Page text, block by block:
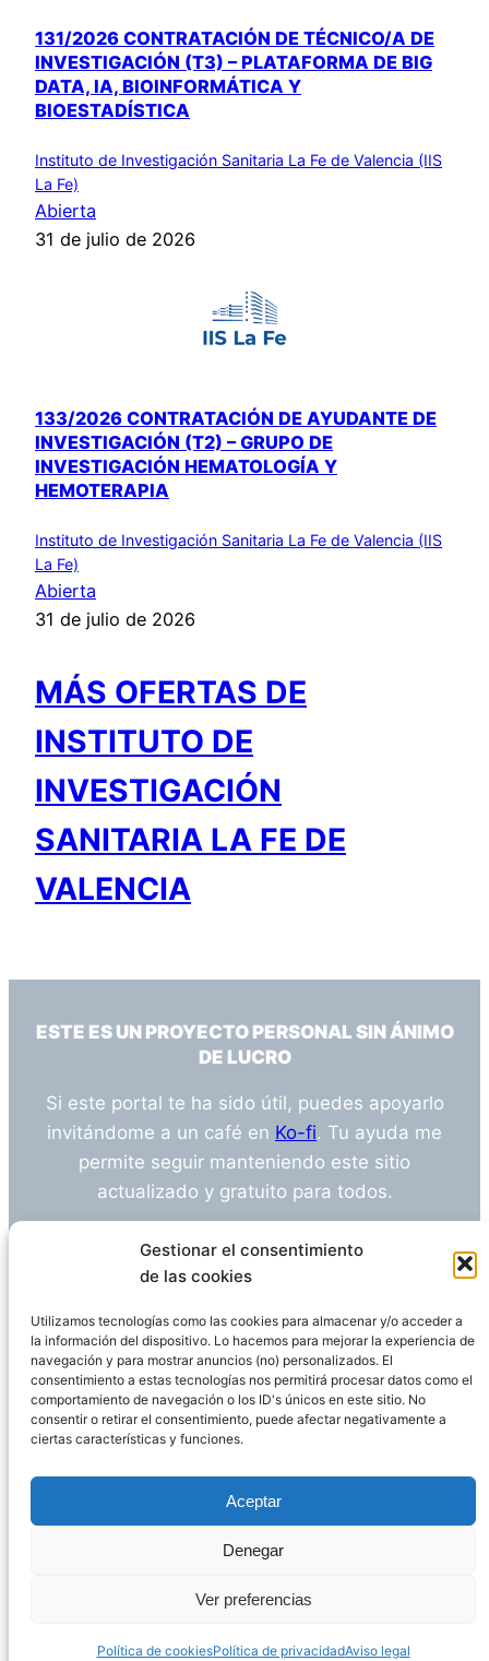
Gestionar el consentimiento
de las cookies
Utilizamos tecnologías como las cookies para almacenar y/o acceder a
la información del dispositivo. Lo hacemos para mejorar la experiencia de
navegación y para mostrar anuncios (no) personalizados. El
consentimiento a estas tecnologías nos permitirá procesar datos como el
comportamiento de navegación o los ID's únicos en este sitio. No
consentir o retirar el consentimiento, puede afectar negativamente a
ciertas características y funciones.
Aceptar
Denegar
Ver preferencias
Política de cookiesPolítica de privacidadAviso legal
131/2026 CONTRATACIÓN DE TÉCNICO/A DE
INVESTIGACIÓN (T3) – PLATAFORMA DE BIG
DATA, IA, BIOINFORMÁTICA Y
BIOESTADÍSTICA
Instituto de Investigación Sanitaria La Fe de Valencia (IIS
La Fe)
Abierta
31 de julio de 2026
133/2026 CONTRATACIÓN DE AYUDANTE DE
INVESTIGACIÓN (T2) – GRUPO DE
INVESTIGACIÓN HEMATOLOGÍA Y
HEMOTERAPIA
Instituto de Investigación Sanitaria La Fe de Valencia (IIS
La Fe)
Abierta
31 de julio de 2026
MÁS OFERTAS DE
INSTITUTO DE
INVESTIGACIÓN
SANITARIA LA FE DE
VALENCIA
ESTE ES UN PROYECTO PERSONAL SIN ÁNIMO
DE LUCRO
Si este portal te ha sido útil, puedes apoyarlo
invitándome a un café en Ko-fi. Tu ayuda me
permite seguir manteniendo este sitio
actualizado y gratuito para todos.
¿Tienes alguna duda o sugerencia? Escríbeme
info@empleosanitarioinvestigacion.es
Descargo de Responsabilidad
Declaración de Privacidad Política de cookies
WordPress
Página administrada por Javier Ripoll